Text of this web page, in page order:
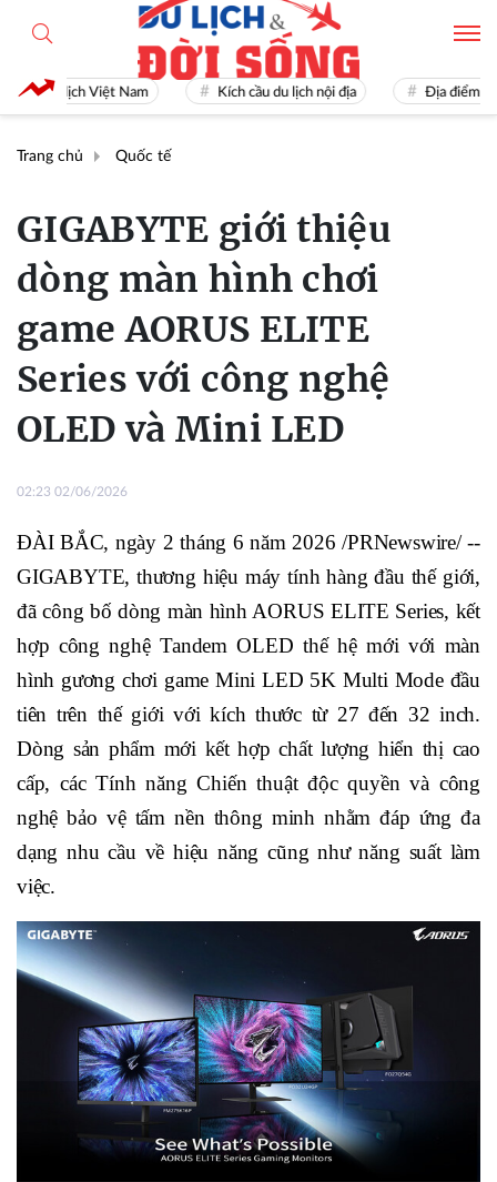
Du lịch Việt Nam Kích cầu du lịch nội địa Địa điểm du
Trang chủ Quốc tế
GIGABYTE giới thiệu
dòng màn hình chơi
game AORUS ELITE
Series với công nghệ
OLED và Mini LED
02:23 02/06/2026
ĐÀI BẮC, ngày 2 tháng 6 năm 2026 /PRNewswire/ --
GIGABYTE, thương hiệu máy tính hàng đầu thế giới,
đã công bố dòng màn hình AORUS ELITE Series, kết
hợp công nghệ Tandem OLED thế hệ mới với màn
hình gương chơi game Mini LED 5K Multi Mode đầu
tiên trên thế giới với kích thước từ 27 đến 32 inch.
Dòng sản phẩm mới kết hợp chất lượng hiển thị cao
cấp, các Tính năng Chiến thuật độc quyền và công
nghệ bảo vệ tấm nền thông minh nhằm đáp ứng đa
dạng nhu cầu về hiệu năng cũng như năng suất làm
việc.